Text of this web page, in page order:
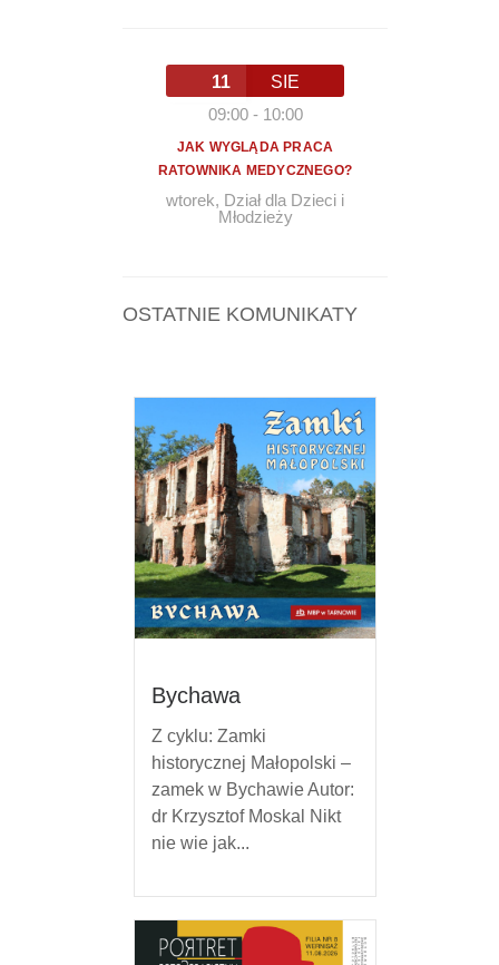
11
SIE
09:00- 10:00
JAK WYGLĄDA PRACA
RATOWNIKA MEDYCZNEGO?
wtorek, Dział dla Dzieci i
Młodzieży
OSTATNIE KOMUNIKATY
Bychawa
Z cyklu: Zamki
historycznej Małopolski –
zamek w Bychawie Autor:
dr Krzysztof Moskal Nikt
nie wie jak...